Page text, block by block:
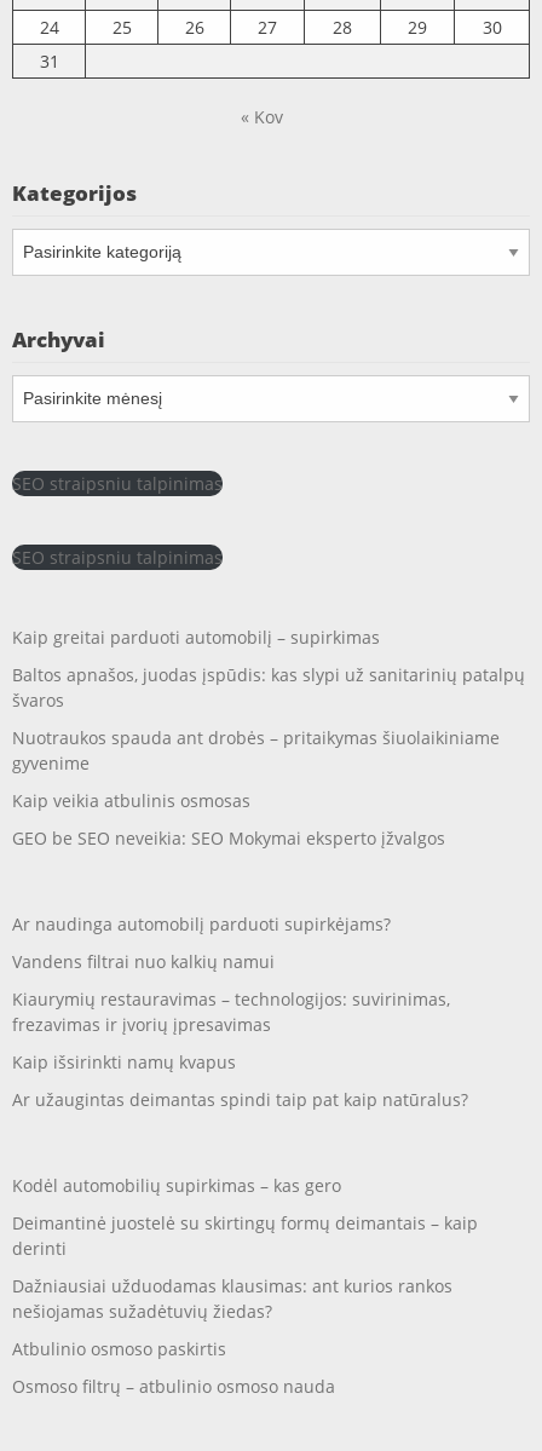
24
25 26 27 28 29
30
31
« Kov
Kategorijos
Archyvai
SEO straipsniu talpinimas
SEO straipsniu talpinimas
Kaip greitai parduoti automobilį – supirkimas
Baltos apnašos, juodas įspūdis: kas slypi už sanitarinių patalpų
švaros
Nuotraukos spauda ant drobės – pritaikymas šiuolaikiniame
gyvenime
Kaip veikia atbulinis osmosas
GEO be SEO neveikia: SEO Mokymai eksperto įžvalgos
Ar naudinga automobilį parduoti supirkėjams?
Vandens filtrai nuo kalkių namui
Kiaurymių restauravimas – technologijos: suvirinimas,
frezavimas ir įvorių įpresavimas
Kaip išsirinkti namų kvapus
Ar užaugintas deimantas spindi taip pat kaip natūralus?
Kodėl automobilių supirkimas – kas gero
Deimantinė juostelė su skirtingų formų deimantais – kaip
derinti
Dažniausiai užduodamas klausimas: ant kurios rankos
nešiojamas sužadėtuvių žiedas?
Atbulinio osmoso paskirtis
Osmoso filtrų – atbulinio osmoso nauda